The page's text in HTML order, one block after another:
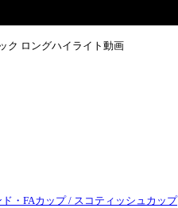
ク ロングハイライト動画
・FAカップ / スコティッシュカップ